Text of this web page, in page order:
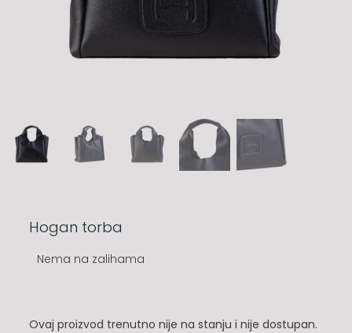
Hogan torba
Nema na zalihama
Ovaj proizvod trenutno nije na stanju i nije dostupan.